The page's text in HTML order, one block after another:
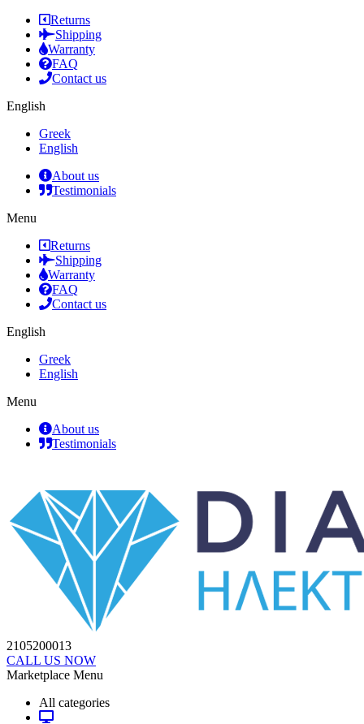
Returns
Shipping
Warranty
FAQ
Contact us
English
Greek
English
About us
Testimonials
Menu
Returns
Shipping
Warranty
FAQ
Contact us
English
Greek
English
Menu
About us
Testimonials
2105200013
CALL US NOW
Marketplace Menu
All categories